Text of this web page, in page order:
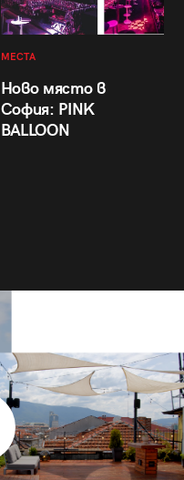
МЕСТА
Ново място в
София: PINK
BALLOON